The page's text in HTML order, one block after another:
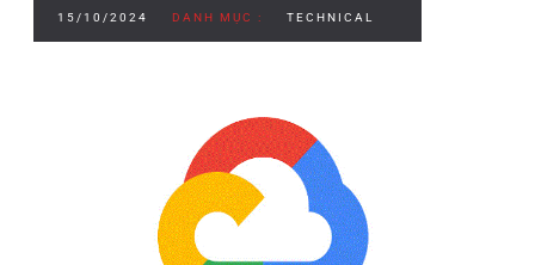
15/10/2024 DANH MỤC : TECHNICAL